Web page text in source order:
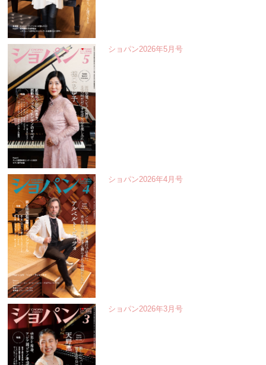
ショパン2026年5月号
ショパン2026年4月号
ショパン2026年3月号